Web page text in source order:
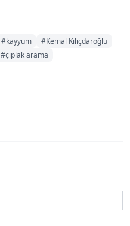
#kayyum
#Kemal Kılıçdaroğlu
#çıplak arama